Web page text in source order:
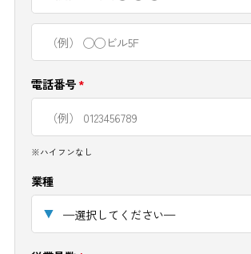
電話番号*
※ハイフンなし
業種